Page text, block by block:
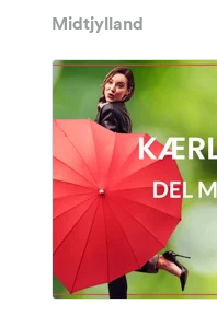
Midtjylland